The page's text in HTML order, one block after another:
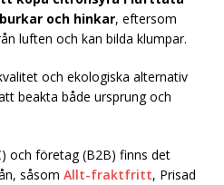
och hinkar, eftersom
luften och kan bilda klumpar.
och ekologiska alternativ
beakta både ursprung och
och företag (B2B) finns det
såsom Allt-fraktfritt, Prisad